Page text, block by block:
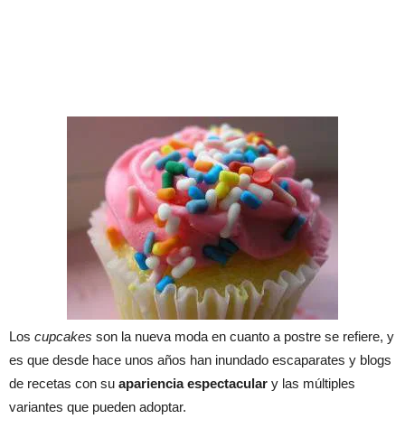
Los cupcakes son la nueva moda en cuanto a postre se refiere, y
es que desde hace unos años han inundado escaparates y blogs
de recetas con su apariencia espectacular y las múltiples
variantes que pueden adoptar.